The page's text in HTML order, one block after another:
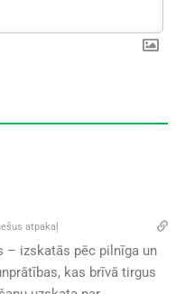
atpakaļ
– izskatās pēc pilnīga un
kas brīvā tirgus